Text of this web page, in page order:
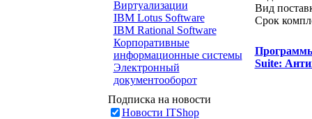
Виртуализации
IBM Lotus Software
IBM Rational Software
Корпоративные
информационные системы
Электронный
документооборот
Подписка на новости
Новости ITShop
Вид
Срок
Suite: